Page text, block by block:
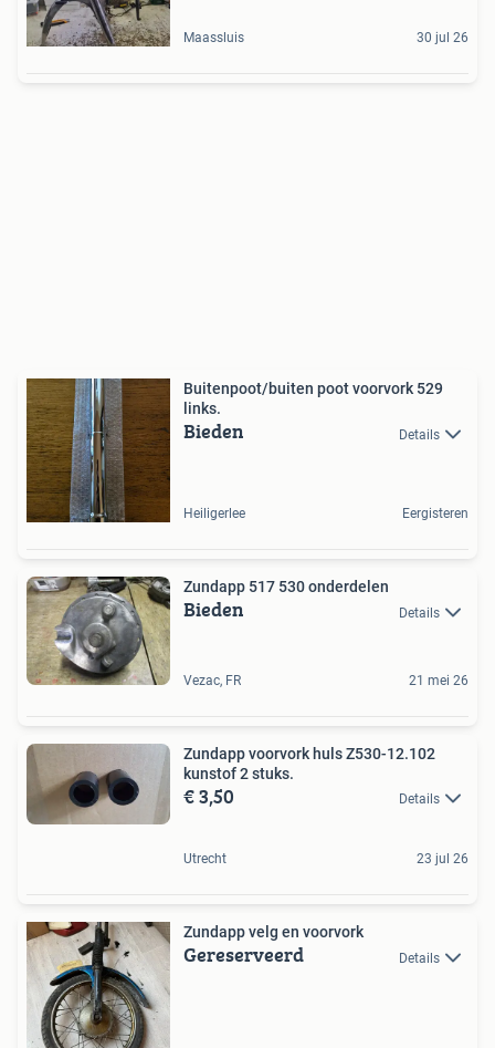
Maassluis 30 jul 26
Buitenpoot/buiten poot voorvork 529
links.
Bieden Details
Heiligerlee Eergisteren
Zundapp 517 530 onderdelen
Bieden Details
Vezac, FR 21 mei 26
Zundapp voorvork huls Z530-12.102
kunstof 2 stuks.
€ 3,50 Details
Utrecht 23 jul 26
Zundapp velg en voorvork
Gereserveerd Details